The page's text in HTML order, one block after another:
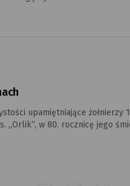
upamiętniające żołnierzy
„Orlik”, w 80. rocznicę jego